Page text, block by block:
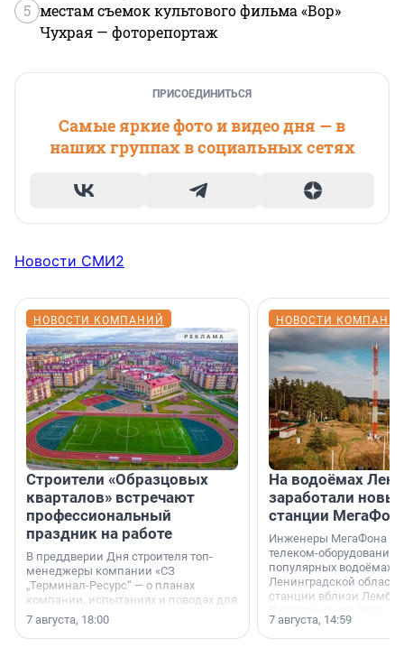
5 местам съемок культового фильма «Вор»
Чухрая — фоторепортаж
ПРИСОЕДИНИТЬСЯ
Самые яркие фото и видео дня — в
наших группах в социальных сетях
Новости СМИ2
НОВОСТИ КОМПАНИЙ
Строители «Образцовых
кварталов» встречают
профессиональный
праздник на работе
В преддверии Дня строителя топ-
менеджеры компании «СЗ
„Терминал-Ресурс“ — о планах
компании, испытаниях и поводах для
осторожного оптимизма.
7 августа, 18:00
НОВОСТИ
На водоёмах
заработали
станции
Инженеры МегаФона
телеком-оборудование
популярных водоёмах
Ленинградской
станции вблизи
недалеко от Большого
водопада.
7 августа, 14:59